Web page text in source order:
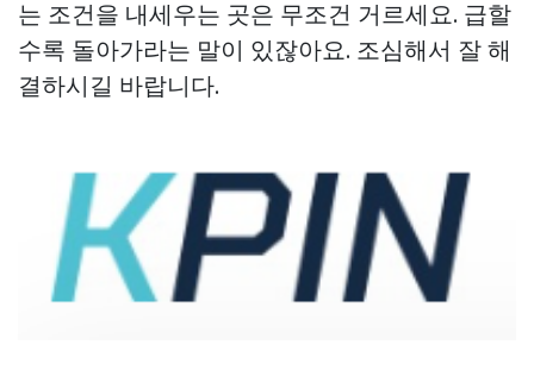
는 조건을 내세우는 곳은 무조건 거르세요. 급할
수록 돌아가라는 말이 있잖아요. 조심해서 잘 해
결하시길 바랍니다.